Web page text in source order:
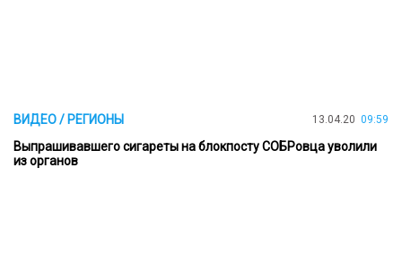
ВИДЕО / РЕГИОНЫ 13.04.20 09:59
Выпрашивавшего сигареты на блокпосту СОБРовца уволили
из органов